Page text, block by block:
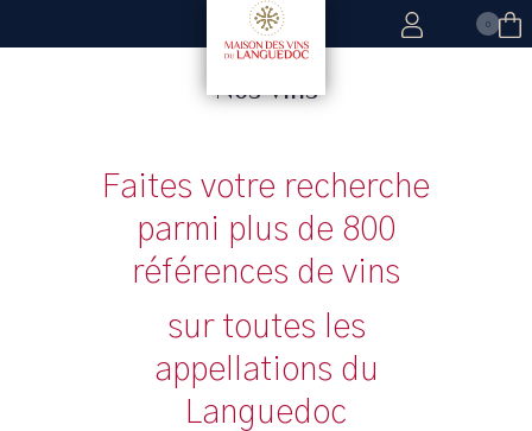
0
Nos vins
Faites votre recherche
parmi plus de 800
références de vins
sur toutes les
appellations du
Languedoc